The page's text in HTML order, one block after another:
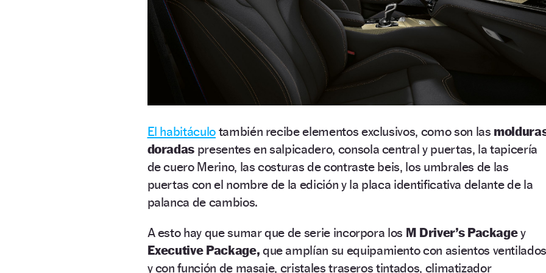
El habitáculotambién recibe elementos exclusivos, como son las
doradas presentes en salpicadero, consola central y puertas, la tapicería
de cuero Merino, las costuras de contraste beis, los umbrales de las
puertas con el nombre de la edición y la placa identificativa delante de la
palanca de cambios.
A esto hay que sumar que de serie incorpora los M Driver’s Packagey
Executive Package, que amplían su equipamiento con asientos
y con función de masaje, cristales traseros tintados, climatizador